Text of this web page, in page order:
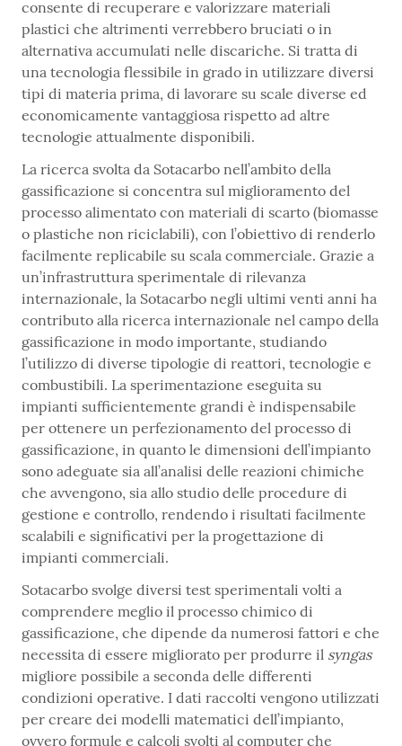
consente di recuperare e valorizzare materiali
plastici che altrimenti verrebbero bruciati o in
alternativa accumulati nelle discariche. Si tratta di
una tecnologia flessibile in grado in utilizzare diversi
tipi di materia prima, di lavorare su scale diverse ed
economicamente vantaggiosa rispetto ad altre
tecnologie attualmente disponibili.
La ricerca svolta da Sotacarbo nell’ambito della
gassificazione si concentra sul miglioramento del
processo alimentato con materiali di scarto (biomasse
o plastiche non riciclabili), con l’obiettivo di renderlo
facilmente replicabile su scala commerciale. Grazie a
un’infrastruttura sperimentale di rilevanza
internazionale, la Sotacarbo negli ultimi venti anni ha
contributo alla ricerca internazionale nel campo della
gassificazione in modo importante, studiando
l’utilizzo di diverse tipologie di reattori, tecnologie e
combustibili. La sperimentazione eseguita su
impianti sufficientemente grandi è indispensabile
per ottenere un perfezionamento del processo di
gassificazione, in quanto le dimensioni dell’impianto
sono adeguate sia all’analisi delle reazioni chimiche
che avvengono, sia allo studio delle procedure di
gestione e controllo, rendendo i risultati facilmente
scalabili e significativi per la progettazione di
impianti commerciali.
Sotacarbo svolge diversi test sperimentali volti a
comprendere meglio il processo chimico di
gassificazione, che dipende da numerosi fattori e che
necessita di essere migliorato per produrre il syngas
migliore possibile a seconda delle differenti
condizioni operative. I dati raccolti vengono utilizzati
per creare dei modelli matematici dell’impianto,
ovvero formule e calcoli svolti al computer che